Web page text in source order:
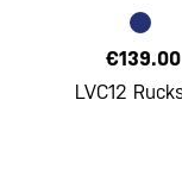
€139.00
LVC12